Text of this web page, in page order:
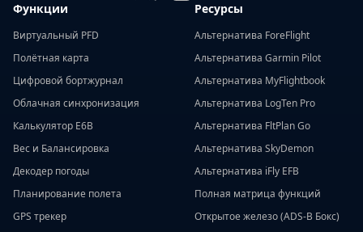
Функции
Виртуальный PFD
Полётная карта
Цифровой бортжурнал
Облачная синхронизация
Калькулятор E6B
Вес и Балансировка
Декодер погоды
Планирование полета
GPS трекер
Ресурсы
Альтернатива ForeFlight
Альтернатива Garmin Pilot
Альтернатива MyFlightbook
Альтернатива LogTen Pro
Альтернатива FltPlan Go
Альтернатива SkyDemon
Альтернатива iFly EFB
Полная матрица функций
Открытое железо (ADS-B Бокс)